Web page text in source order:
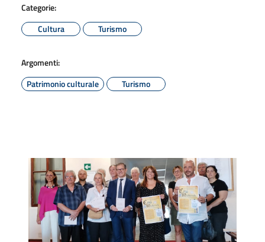
Categorie:
Cultura
Turismo
Argomenti:
Patrimonio culturale
Turismo